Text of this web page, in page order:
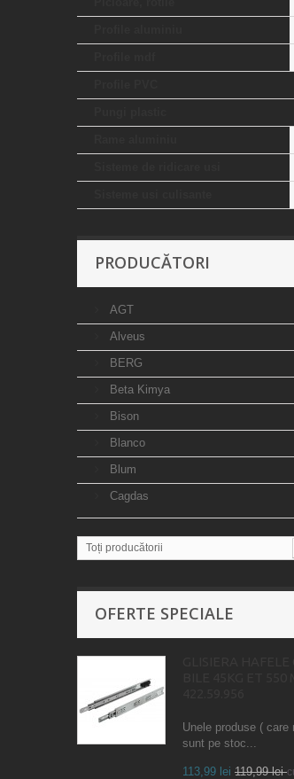
PRODUCĂTORI
AGT
Alveus
BERG
Beta Kimya
Bison
Blanco
Blum
Cagdas
Toți producătorii
OFERTE SPECIALE
Unele produse ( care
sunt pe stoc...
113,99 lei 119,99 lei